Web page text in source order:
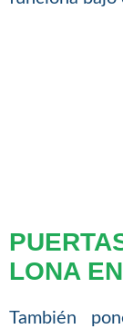
LONA
También